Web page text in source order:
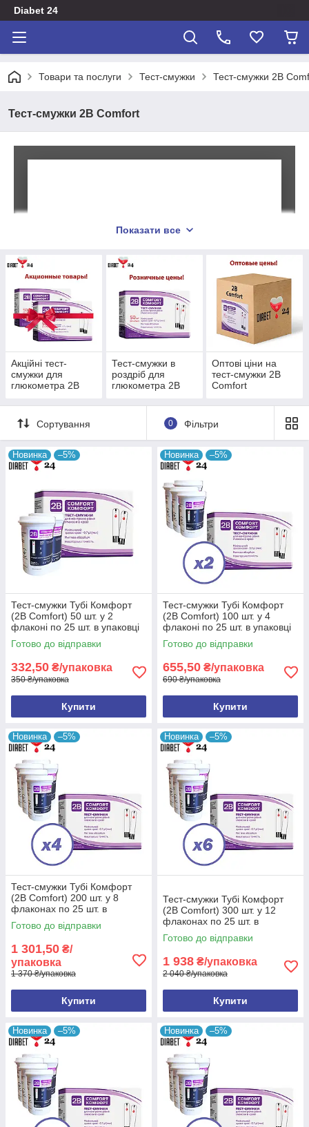
Diabet 24
Товари та послуги Тест-смужки Тест-смужки 2B
Тест-смужки 2B Comfort
Тест-смужки 2B Comfort
Моніторинг рівня цукру в крові може бути не
тільки швидким, а й безболісним. Взаємодіє з
капілярною кров'ю. З нашого асортименту ви
можете вибрати та придбати для себе набори,
що складаються з різноманітної кількості
Подивитися каталог
Найактуальніші
Тест-смужки 2B Comfort 50
шт. (Акційні)
Акційні товари - для такого типу товарів є можливість
у разі замовлення в точку видачі Розетка.
Показати все
Акційні тест-
смужки для
глюкометра 2B
Тест-смужки в
роздріб для
глюкометра 2B
Оптові ціни на
тест-смужки 2B
Comfort
Сортування 0 Фільтри
Новинка –5%
Тест-смужки Тубі Комфорт
(2B Comfort) 50 шт. у 2
флаконі по 25 шт. в упаковці
Готово до відправки
332,50 ₴/упаковка
350 ₴/упаковка
Купити
Новинка –5%
Тест-смужки Тубі Комфорт
(2B Comfort) 100 шт. у 4
флаконі по 25 шт. в упаковці
Готово до відправки
655,50 ₴/упаковка
690 ₴/упаковка
Купити
Новинка –5%
Тест-смужки Тубі Комфорт
(2B Comfort) 200 шт. у 8
флаконах по 25 шт. в
упаковці
Готово до відправки
1 301,50 ₴/
упаковка
1 370 ₴/упаковка
Купити
Новинка –5%
Тест-смужки Тубі Комфорт
(2B Comfort) 300 шт. у 12
флаконах по 25 шт. в
упаковці
Готово до відправки
1 938 ₴/упаковка
2 040 ₴/упаковка
Купити
Новинка –5% Новинка –5%